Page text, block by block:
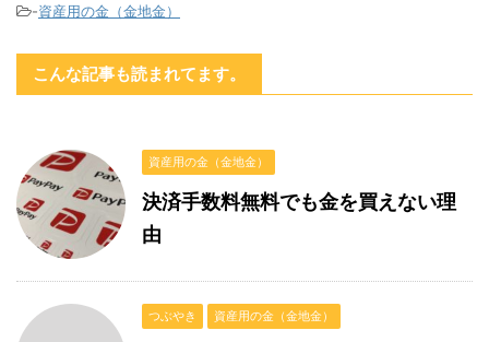
-資産用の金（金地金）
こんな記事も読まれてます。
資産用の金（金地金）
決済手数料無料でも金を買えない理
由
つぶやき 資産用の金（金地金）